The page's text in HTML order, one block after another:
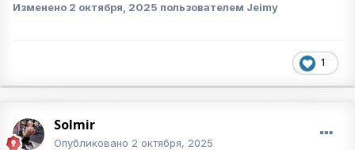
Изменено 2 октября, 2025 пользователем Jeimy
1
Solmir
Опубликовано 2 октября, 2025